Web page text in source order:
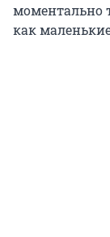
моментально
как